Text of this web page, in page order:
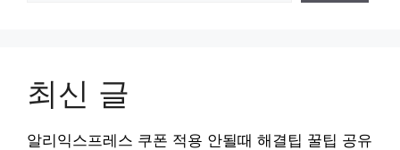
최신 글
알리익스프레스 쿠폰 적용 안될때 해결팁 꿀팁 공유